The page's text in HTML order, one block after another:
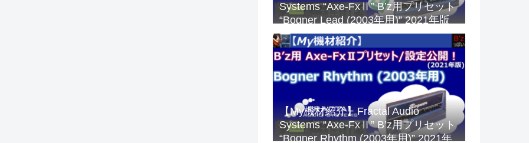
Systems “Axe-FxⅡ” B’z用プリセット
“Bogner Lead (2003年用)” 2021年版
【My機材紹介】Fractal Audio
Systems “Axe-FxⅡ” B’z用プリセット
“Bogner Rhythm (2003年用)” 2021年